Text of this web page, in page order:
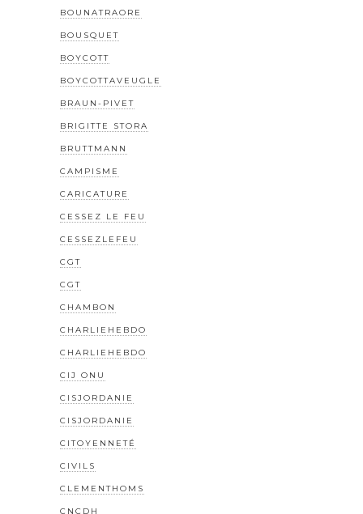
BOUNATRAORE
BOUSQUET
BOYCOTT
BOYCOTTAVEUGLE
BRAUN-PIVET
BRIGITTE STORA
BRUTTMANN
CAMPISME
CARICATURE
CESSEZ LE FEU
CESSEZLEFEU
CGT
CGT
CHAMBON
CHARLIEHEBDO
CHARLIEHEBDO
CIJ ONU
CISJORDANIE
CISJORDANIE
CITOYENNETÉ
CIVILS
CLEMENTHOMS
CNCDH